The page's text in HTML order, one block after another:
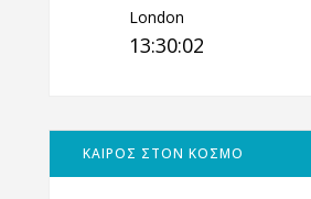
London
13:30:03
ΚΑΙΡΟΣ ΣΤΟΝ ΚΟΣΜΟ